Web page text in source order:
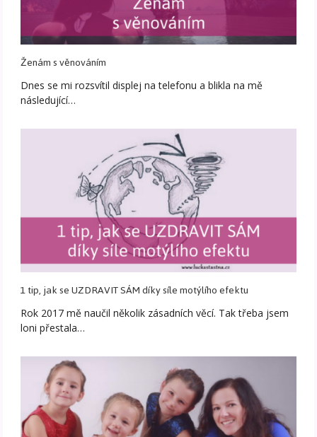
Ženám s věnováním
Dnes se mi rozsvítil displej na telefonu a blikla na mě
následující…
1 tip, jak se UZDRAVIT SÁM díky síle motýlího efektu
Rok 2017 mě naučil několik zásadních věcí. Tak třeba jsem
loni přestala…